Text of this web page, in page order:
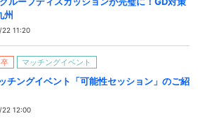
州
11:20
マッチングイベント
チングイベント「可能性セッション」のご紹
22 12:00